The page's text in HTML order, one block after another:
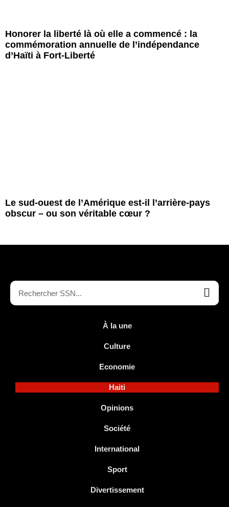
Honorer la liberté là où elle a commencé : la
commémoration annuelle de l’indépendance
d’Haïti à Fort-Liberté
Le sud-ouest de l’Amérique est-il l’arrière-pays
obscur – ou son véritable cœur ?
À la une
Culture
Economie
Haiti
Opinions
Société
International
Sport
Divertissement